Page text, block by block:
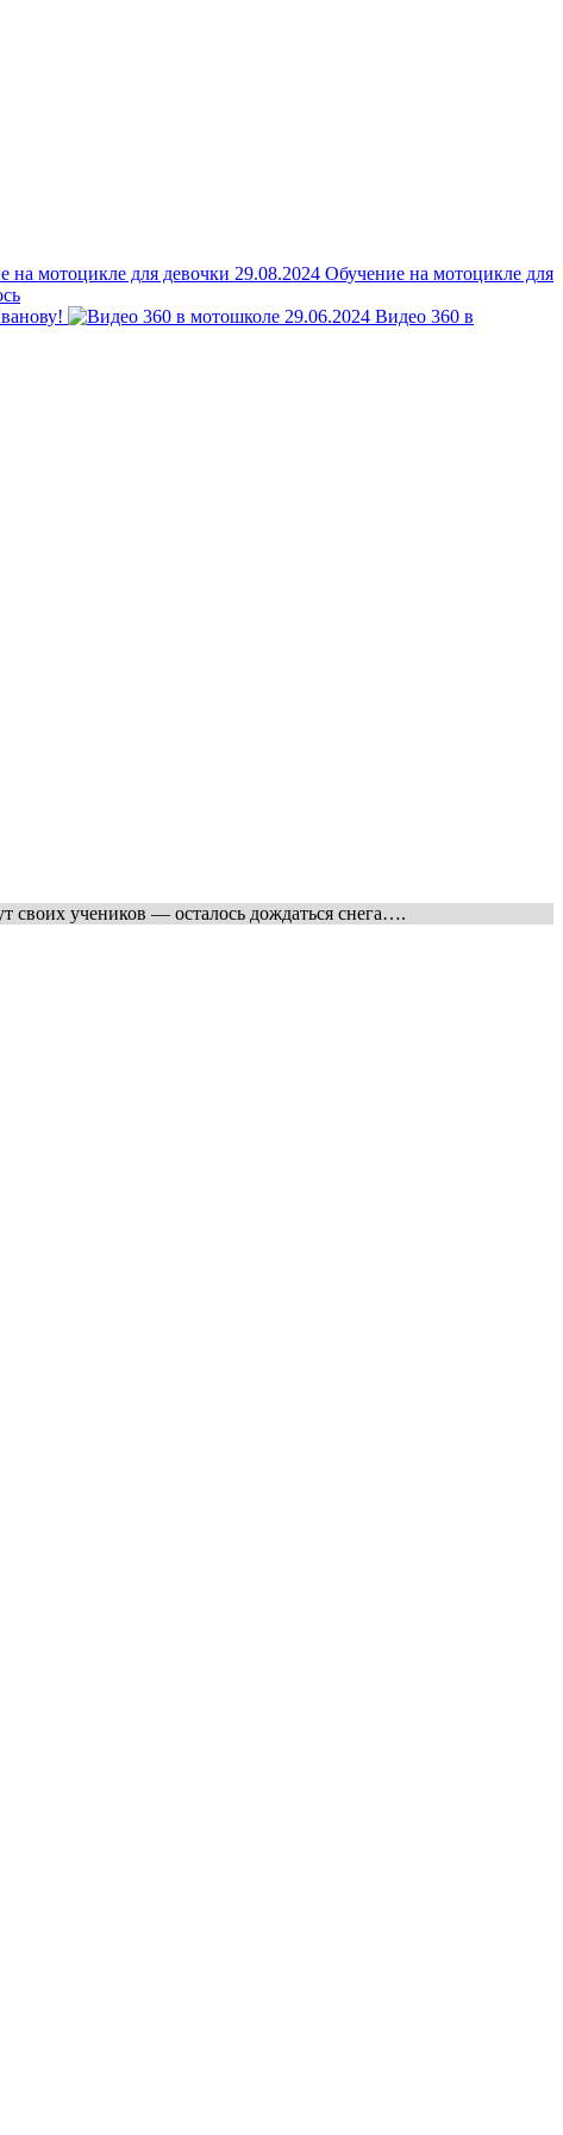
Обучение на мотоцикле для
Видео 360 в
учеников — осталось дождаться снега….